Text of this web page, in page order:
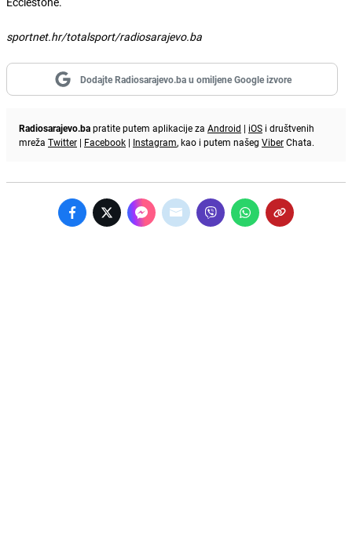
sportnet.hr/totalsport/radiosarajevo.ba
Dodajte Radiosarajevo.ba u omiljene Google izvore
Radiosarajevo.bapratite putem aplikacije za Android | iOS i društvenih
mreža Twitter | Facebook | Instagram, kao i putem našeg ViberChata.